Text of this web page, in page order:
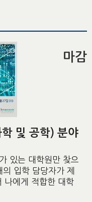
및 공학) 분야
있는 대학원만 찾으
입학 담당자가 제
나에게 적합한 대학
마감